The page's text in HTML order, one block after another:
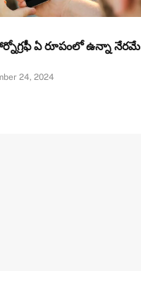
ఏ రూపంలో ఉన్నా నేరమే
24, 2024